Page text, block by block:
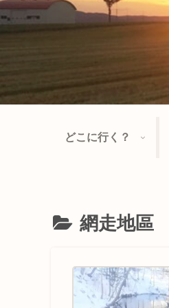
どこに行く？
網走地區